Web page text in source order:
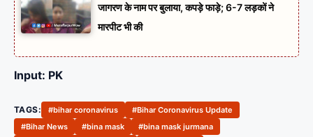
जागरण के नाम पर बुलाया, कपड़े फाड़े; 6-7 लड़कों ने
मारपीट भी की
Input: PK
TAGS: #bihar coronavirus
#Bihar Coronavirus Update
#Bihar News
#bina mask
#bina mask jurmana